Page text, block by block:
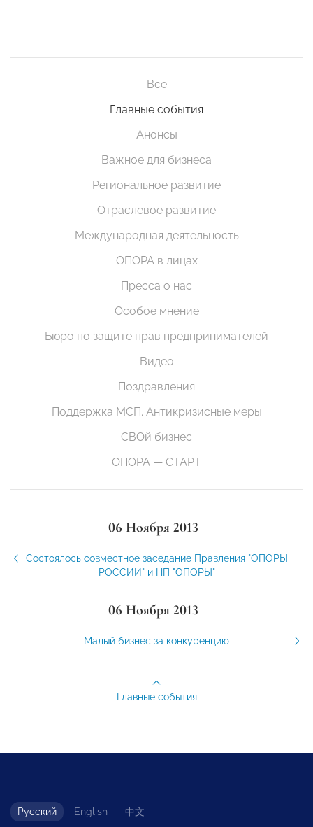
Все
Главные события
Анонсы
Важное для бизнеса
Региональное развитие
Отраслевое развитие
Международная деятельность
ОПОРА в лицах
Пресса о нас
Особое мнение
Бюро по защите прав предпринимателей
Видео
Поздравления
Поддержка МСП. Антикризисные меры
СВОй бизнес
ОПОРА — СТАРТ
06 Ноября 2013
Состоялось совместное заседание Правления "ОПОРЫ
РОССИИ" и НП "ОПОРЫ"
06 Ноября 2013
Малый бизнес за конкуренцию
Главные события
Русский English 中文